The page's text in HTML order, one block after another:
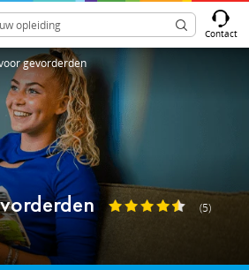
Contact
gevorderden
(5)